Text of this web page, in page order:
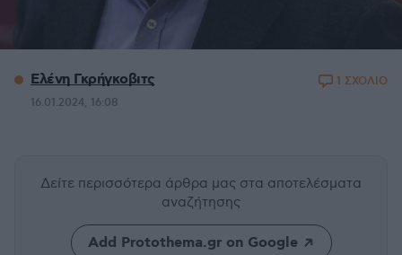
Ελένη Γκρήγκοβιτς
16.01.2024, 16:08
1 ΣΧΟΛΙΟ
Δείτε περισσότερα άρθρα μας στα αποτελέσματα
αναζήτησης
Add Protothema.gr on Google